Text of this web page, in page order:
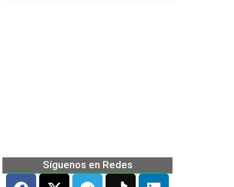
Síguenos en Redes